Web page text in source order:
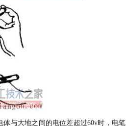
与大地之间的电位差超过60v时，电笔